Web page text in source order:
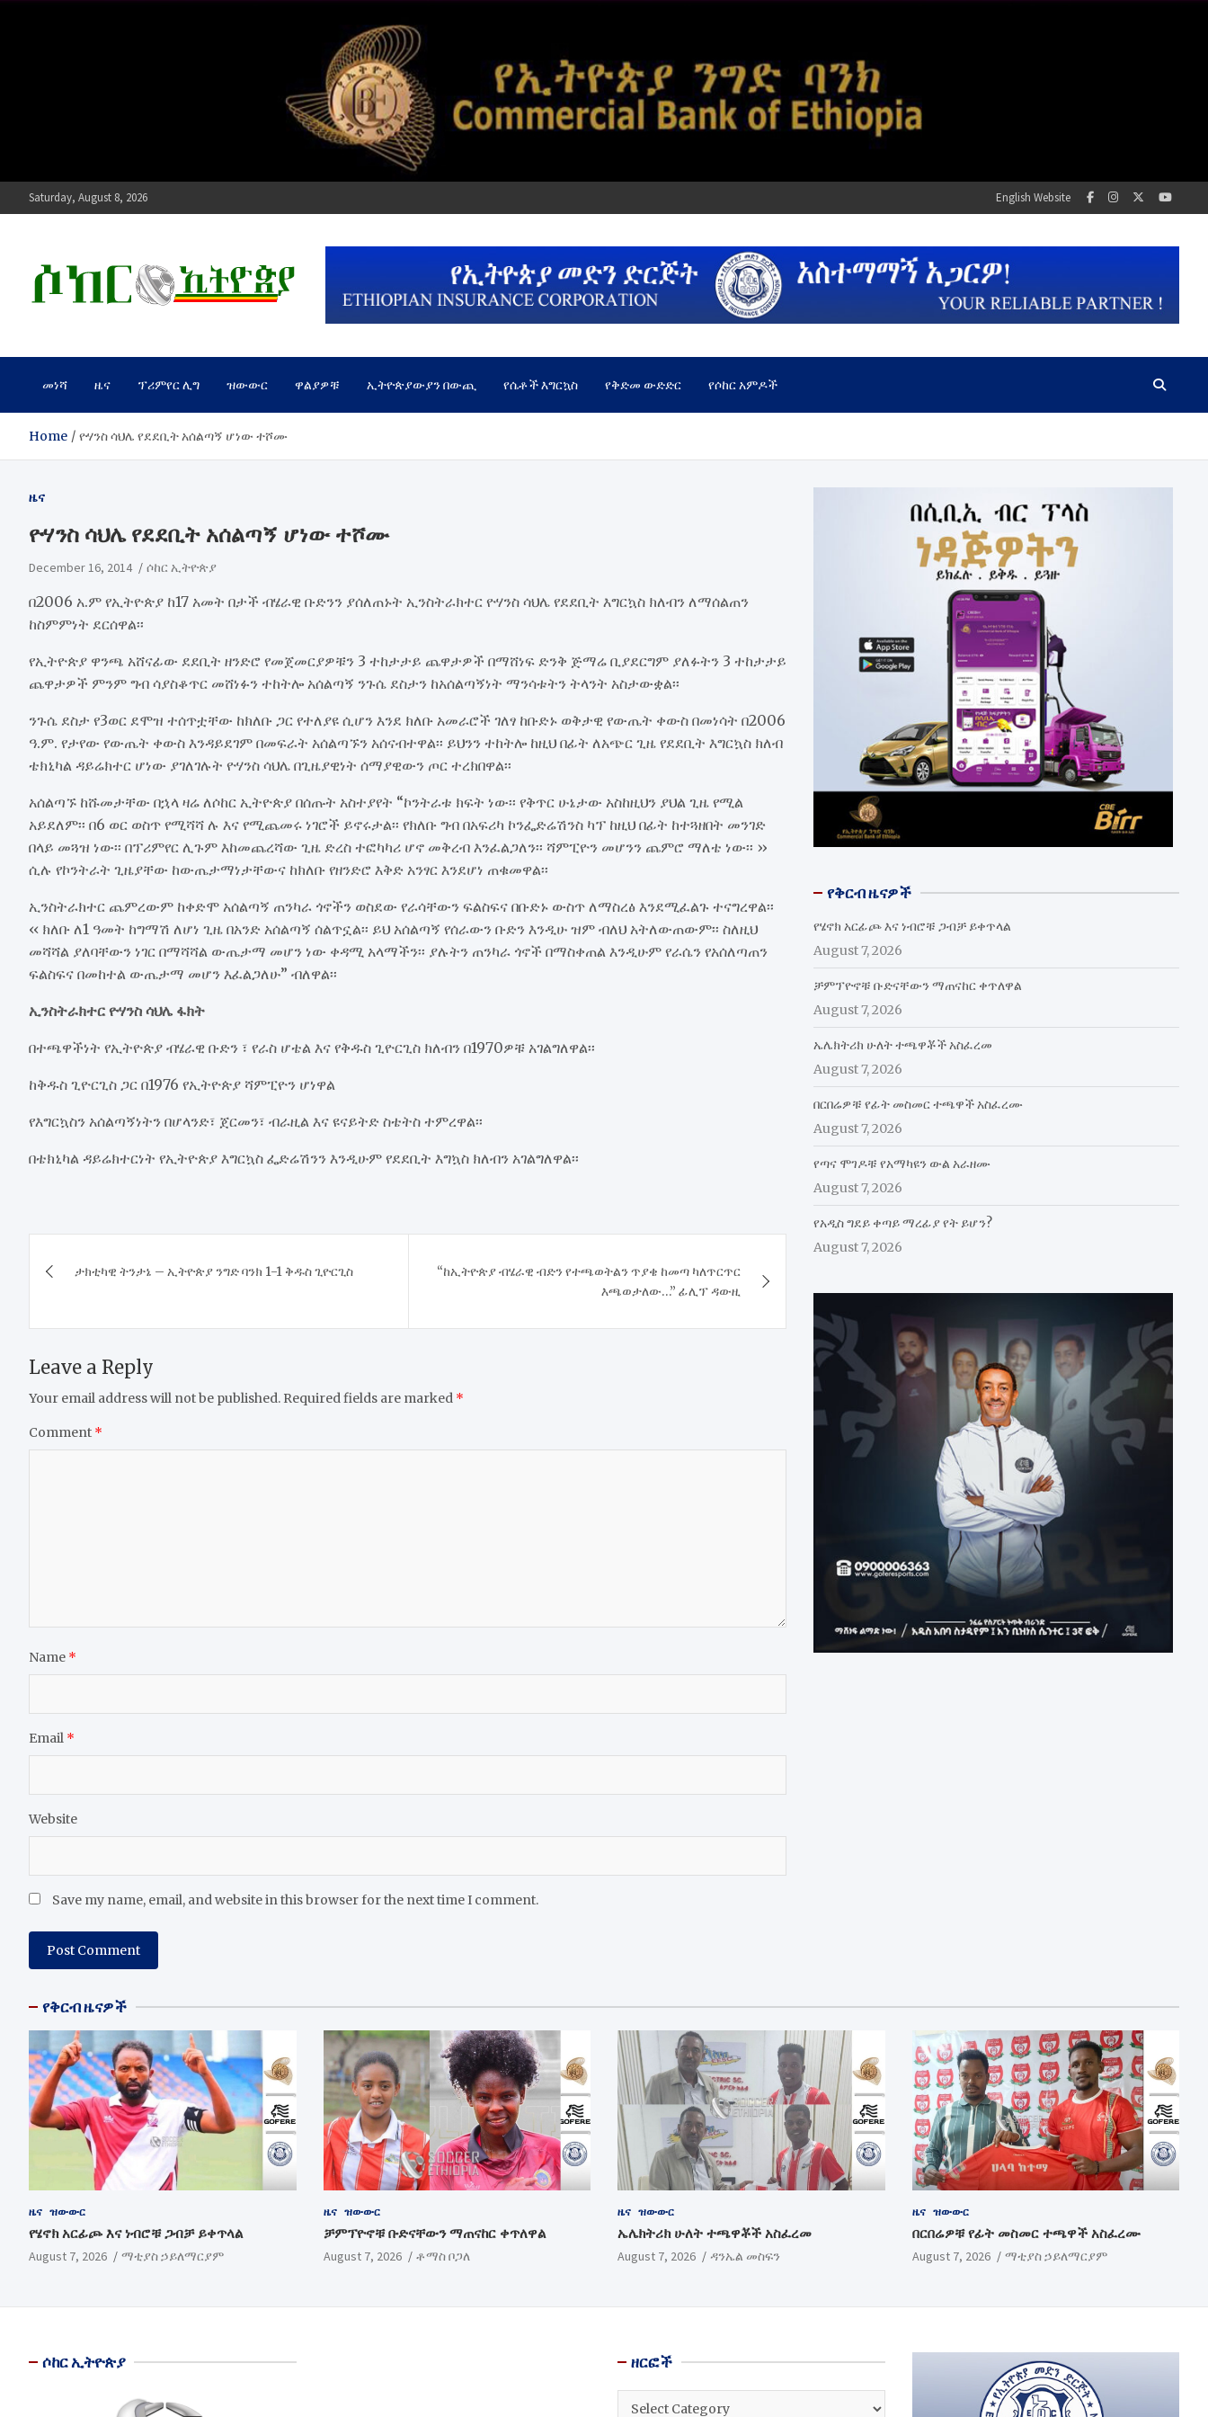
Saturday, August 8, 2026 English Website
ሶከር ኢትዮጵያ
መነሻ ዜና ፕሪምየር ሊግ ዝውውር ዋልያዎቹ ኢትዮጵያውያን በውጪ የሴቶች እግርኳስ የቅድመ ውድድር የሶከር አምዶች
Home ዮሃንስ ሳህሌ የደደቢት አሰልጣኝ ሆነው ተሾሙ
ዜና
ዮሃንስ ሳህሌ የደደቢት አሰልጣኝ ሆነው ተሾሙ
December 16, 2014 ሶከር ኢትዮጵያ
በ2006 አ.ም የኢትዮጵያ ከ17 አመት በታች ብሄራዊ ቡድንን ያሰለጠኑት ኢንስትራክተር ዮሃንስ ሳህሌ የደደቢት እግርኳስ ክለብን ለማሰልጠን
ከስምምነት ደርሰዋል፡፡
የኢትዮጵያ ዋንጫ አሸናፊው ደደቢት ዘንድሮ የመጀመርያዎቹን 3 ተከታታይ ጨዋታዎች በማሸነፍ ድንቅ ጅማሬ ቢያደርግም ያለፉትን 3 ተከታታይ
ጨዋታዎች ምንም ግብ ሳያስቆጥር መሸነፉን ተከትሎ አሰልጣኝ ንጉሴ ደስታን ከአሰልጣኝነት ማንሳቱትን ትላንት አስታውቋል፡፡
ንጉሴ ደስታ የ3ወር ደሞዝ ተሰጥቷቸው ከክለቡ ጋር የተለያዩ ሲሆን እንደ ክለቡ አመራሮች ገለፃ ከቡድኑ ወቅታዊ የውጤት ቀውስ በመነሳት በ2006
ዓ.ም. የታየው የውጤት ቀውስ እንዳይደገም በመፍራት አሰልጣኙን አሰናብተዋል፡፡ ይህንን ተከትሎ ከዚህ በፊት ለአጭር ጊዜ የደደቢት እግርኳስ ክለብ
ቴክኒካል ዳይሬክተር ሆነው ያገለገሉት ዮሃንስ ሳህሌ በጊዜያዊነት ሰማያዊውን ጦር ተረክበዋል፡፡
አሰልጣኙ ከሹመታቸው በኋላ ዛሬ ለሶከር ኢትዮጵያ በሰጡት አስተያየት “ኮንትራቱ ክፍት ነው፡፡ የቅጥር ሁኔታው አስከዚህን ያህል ጊዜ የሚል
አይደለም፡፡ በ6 ወር ወስጥ የሚሻሻ ሉ እና የሚጨመሩ ነገሮች ይኖሩታል፡፡ የክለቡ ግብ በአፍሪካ ኮንፌድሬሽንስ ካፕ ከዚህ በፊት ከተጓዘበት መንገድ
በላይ መጓዝ ነው፡፡ በፕሪምየር ሊጉም እከመጨረሻው ጊዜ ድረስ ተፎካካሪ ሆኖ መቅረብ እንፈልጋለን፡፡ ሻምፒዮን መሆንን ጨምሮ ማለቴ ነው፡፡ ››
ሲሉ የኮንትራት ጊዜያቸው ከውጤታማነታቸውና ከክለቡ የዘንድሮ እቅድ አንፃር እንደሆነ ጠቁመዋል፡፡
ኢንስትራክተር ጨምረውም ከቀድሞ አሰልጣኝ ጠንካራ ጎኖችን ወስደው የራሳቸውን ፍልስፍና በቡድኑ ውስጥ ለማስረፅ እንደሚፈልጉ ተናግረዋል፡፡
‹‹ ክለቡ ለ1 ዓመት ከግማሽ ለሆነ ጊዜ በአንድ አሰልጣኝ ሰልጥኗል፡፡ ይህ አሰልጣኝ የሰራውን ቡድን እንዲሁ ዝም ብለህ አትለውጠውም፡፡ ስለዚህ
መሻሻል ያለባቸውን ነገር በማሻሻል ውጤታማ መሆን ነው ቀዳሚ አላማችን፡፡ ያሉትን ጠንካራ ጎኖች በማስቀጠል እንዲሁም የራሴን የአሰለጣጠን
ፍልስፍና በመከተል ውጤታማ መሆን እፈልጋለሁ” ብለዋል፡፡
ኢንስትራክተር ዮሃንስ ሳህሌ ፋክት
በተጫዋችነት የኢትዮጵያ ብሄራዊ ቡድን ፣ የራስ ሆቴል እና የቅዱስ ጊዮርጊስ ክለብን በ1970ዎቹ አገልግለዋል፡፡
ከቅዱስ ጊዮርጊስ ጋር በ1976 የኢትዮጵያ ሻምፒዮን ሆነዋል
የእግርኳስን አሰልጣኝነትን በሆላንድ፣ ጀርመን፣ ብራዚል እና ዩናይትድ ስቴትስ ተምረዋል፡፡
በቴክኒካል ዳይሬክተርነት የኢትዮጵያ እግርኳስ ፌድሬሽንን እንዲሁም የደደቢት እግኳስ ክለብን አገልግለዋል፡፡
navigation
ታክቲካዊ ትንታኔ – ኢትዮጵያ ንግድ ባንክ 1-1 ቅዱስ ጊዮርጊስ
“ከኢትዮጵያ ብሄራዊ ብድን የተጫወትልን ጥያቄ ከመጣ ካለጥርጥር
እጫወታለው…” ፊሊፕ ዳውዚ
Leave a Reply
Your email address will not be published. Required fields are marked *
Comment *
Name *
Email *
Website
Save my name, email, and website in this browser for the next time I comment.
የቅርብ ዜናዎች
የሄኖክ አርፊጮ እና ነብሮቹ ጋብቻ ይቀጥላል
August 7, 2026
ቻምፕዮኖቹ ቡድናቸውን ማጠናከር ቀጥለዋል
August 7, 2026
ኤሌክትሪክ ሁለት ተጫዋቾች አስፈረመ
August 7, 2026
በርበሬዎቹ የፊት መስመር ተጫዋች አስፈረሙ
August 7, 2026
የጣና ሞገዶቹ የአማካዩን ውል አራዘሙ
August 7, 2026
የአዲስ ግደይ ቀጣይ ማረፊያ የት ይሆን?
August 7, 2026
የቅርብ ዜናዎች
ዜና ዝውውር
የሄኖክ አርፊጮ እና ነብሮቹ ጋብቻ ይቀጥላል
August 7, 2026 ማቲያስ ኃይለማርያም
ዜና ዝውውር
ቻምፕዮኖቹ ቡድናቸውን ማጠናከር ቀጥለዋል
August 7, 2026 ቶማስ ቦጋለ
ዜና ዝውውር
ኤሌክትሪክ ሁለት ተጫዋቾች አስፈረመ
August 7, 2026 ዳንኤል መስፍን
ዜና ዝውውር
በርበሬዎቹ የፊት መስመር ተጫዋች አስፈረሙ
August 7, 2026 ማቲያስ ኃይለማርያም
ሶከር ኢትዮጵያ ዘርፎች
ዘርፎች